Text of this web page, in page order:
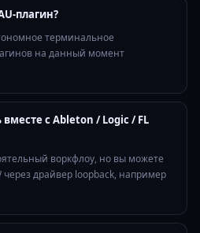
плагин?
терминальное
на данный момент
с Ableton / Logic / FL
воркфлоу, но вы можете
через драйвер loopback, например